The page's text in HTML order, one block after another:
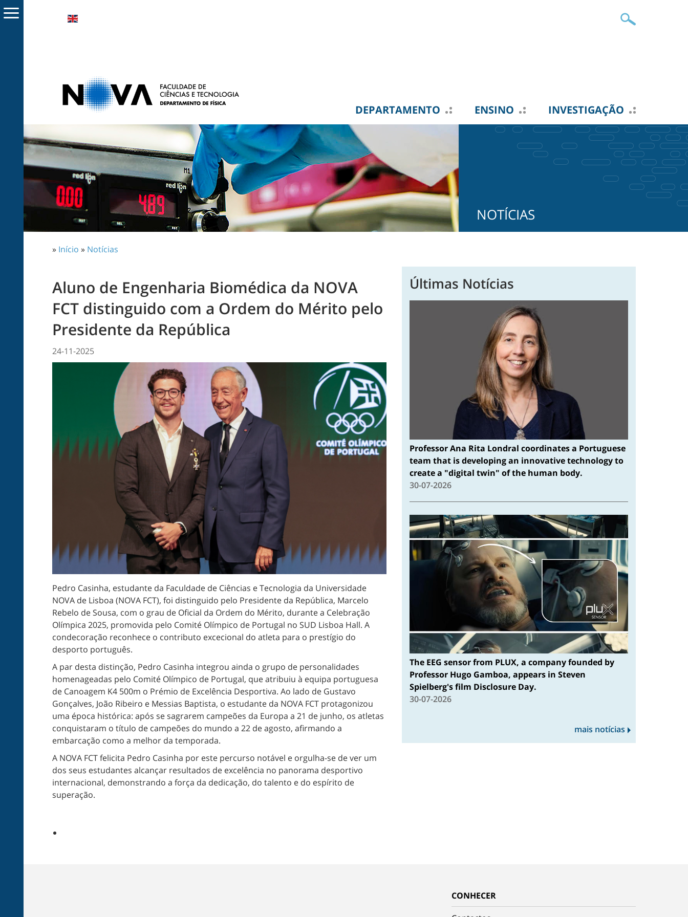
DEPARTAMENTO ENSINO INVESTIGAÇÃO
NOTÍCIAS
» Início » Notícias
Aluno de Engenharia Biomédica da NOVA
FCT distinguido com a Ordem do Mérito pelo
Presidente da República
24-11-2025
Pedro Casinha, estudante da Faculdade de Ciências e Tecnologia da Universidade
NOVA de Lisboa (NOVA FCT), foi distinguido pelo Presidente da República, Marcelo
Rebelo de Sousa, com o grau de Oficial da Ordem do Mérito, durante a Celebração
Olímpica 2025, promovida pelo Comité Olímpico de Portugal no SUD Lisboa Hall. A
condecoração reconhece o contributo excecional do atleta para o prestígio do
desporto português.
A par desta distinção, Pedro Casinha integrou ainda o grupo de personalidades
homenageadas pelo Comité Olímpico de Portugal, que atribuiu à equipa portuguesa
de Canoagem K4 500m o Prémio de Excelência Desportiva. Ao lado de Gustavo
Gonçalves, João Ribeiro e Messias Baptista, o estudante da NOVA FCT protagonizou
uma época histórica: após se sagrarem campeões da Europa a 21 de junho, os atletas
conquistaram o título de campeões do mundo a 22 de agosto, afirmando a
embarcação como a melhor da temporada.
A NOVA FCT felicita Pedro Casinha por este percurso notável e orgulha-se de ver um
dos seus estudantes alcançar resultados de excelência no panorama desportivo
internacional, demonstrando a força da dedicação, do talento e do espírito de
superação.
Últimas Notícias
Professor Ana Rita Londral coordinates a Portuguese
team that is developing an innovative technology to
create a "digital twin" of the human body.
30-07-2026
The EEG sensor from PLUX, a company founded by
Professor Hugo Gamboa, appears in Steven
Spielberg's film Disclosure Day.
30-07-2026
mais notícias
CONHECER